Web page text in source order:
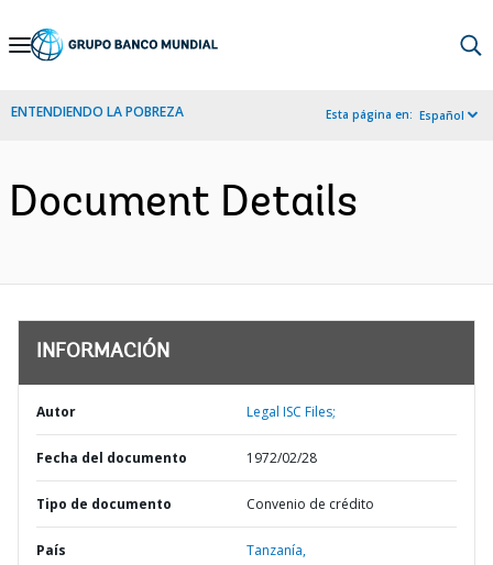
Skip
Navigation
ENTENDIENDO LA POBREZA Esta página en: Español
Document Details
INFORMACIÓN
Autor Legal ISC Files;
Fecha del documento 1972/02/28
Tipo de documento Convenio de crédito
País Tanzanía,